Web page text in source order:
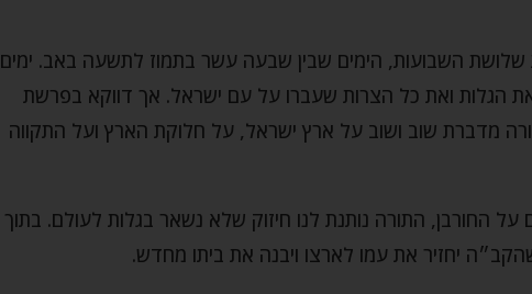
השבועות, הימים שבין שבעה עשר בתמוז לתשעה באב. ימים
הגלות ואת כל הצרות שעברו על עם ישראל. אך דווקא בפרשת
מדברת שוב ושוב על ארץ ישראל, על חלוקת הארץ ועל התקווה
החורבן, התורה נותנת לנו חיזוק שלא נשאר בגלות לעולם. בתוך
יחזיר את עמו לארצו ויבנה את ביתו מחדש.